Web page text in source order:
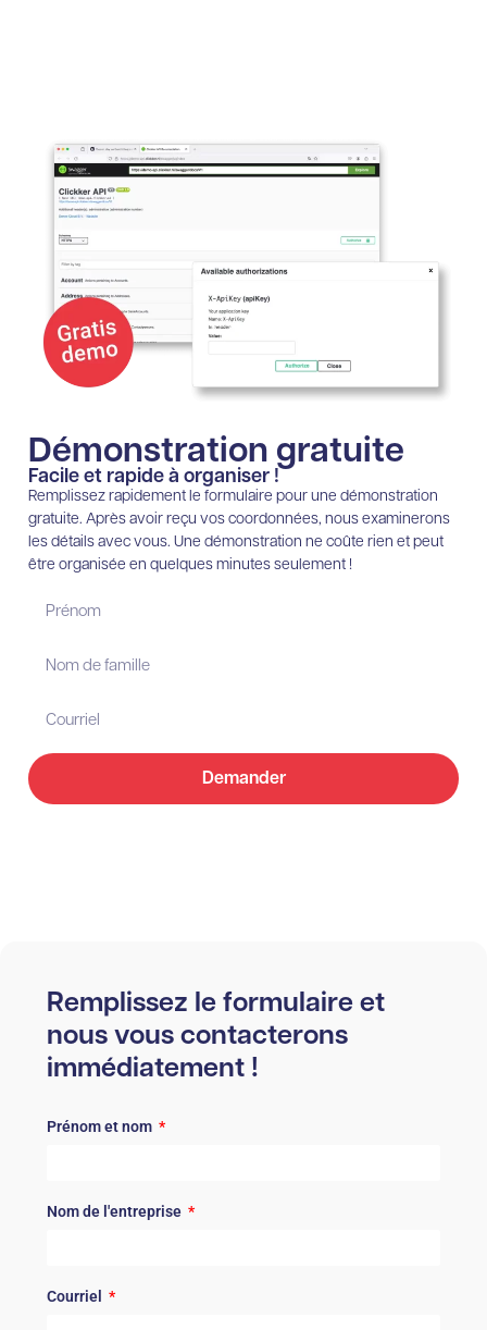
Démonstration gratuite
Facile et rapide à organiser !
Remplissez rapidement le formulaire pour une démonstration
gratuite. Après avoir reçu vos coordonnées, nous examinerons
les détails avec vous. Une démonstration ne coûte rien et peut
être organisée en quelques minutes seulement !
Demander
Remplissez le formulaire et
nous vous contacterons
immédiatement !
Prénom et nom
Nom de l'entreprise
Courriel